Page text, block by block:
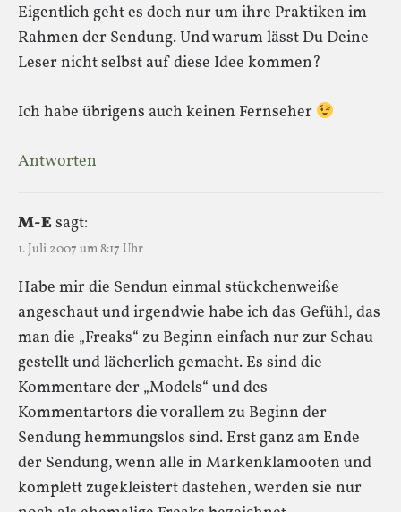
Eigentlich geht es doch nur um ihre Praktiken im
Rahmen der Sendung. Und warum lässt Du Deine
Leser nicht selbst auf diese Idee kommen?
Ich habe übrigens auch keinen Fernseher
Antworten
M-Esagt:
1. Juli 2007 um 8:17 Uhr
Habe mir die Sendun einmal stückchenweiße
angeschaut und irgendwie habe ich das Gefühl, das
man die „Freaks“ zu Beginn einfach nur zur Schau
gestellt und lächerlich gemacht. Es sind die
Kommentare der „Models“ und des
Kommentartors die vorallem zu Beginn der
Sendung hemmungslos sind. Erst ganz am Ende
der Sendung, wenn alle in Markenklamooten und
komplett zugekleistert dastehen, werden sie nur